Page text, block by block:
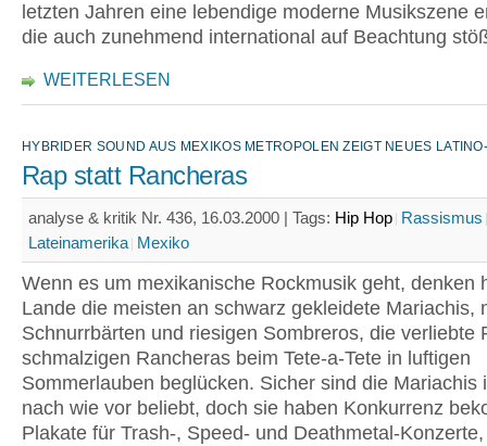
letzten Jahren eine lebendige moderne Musikszene
die auch zunehmend international auf Beachtung
WEITERLESEN
HYBRIDER SOUND AUS MEXIKOS METROPOLEN ZEIGT NEUES
Rap statt Rancheras
analyse & kritik Nr. 436, 16.03.2000 | Tags: Hip Hop Rassismus
Lateinamerika Mexiko
Wenn es um mexikanische Rockmusik geht, denken
Lande die meisten an schwarz gekleidete Mariachis,
Schnurrbärten und riesigen Sombreros, die verliebte
schmalzigen Rancheras beim Tete-a-Tete in luftigen
Sommerlauben beglücken. Sicher sind die Mariachis
nach wie vor beliebt, doch sie haben Konkurrenz
Plakate für Trash-, Speed- und Deathmetal-Konzerte,